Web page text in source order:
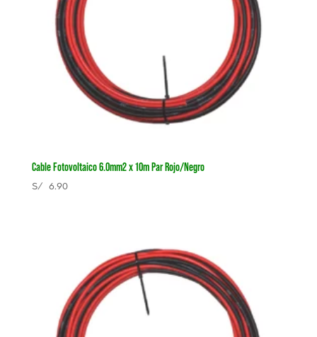
Cable Fotovoltaico 6.0mm2 x 10m Par Rojo/Negro
S/6.90